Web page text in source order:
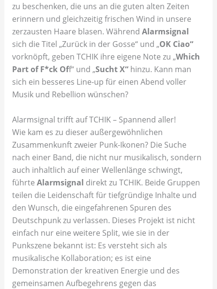
zu beschenken, die uns an die guten alten Zeiten
erinnern und gleichzeitig frischen Wind in unsere
zerzausten Haare blasen. Während Alarmsignal
sich die Titel „Zurück in der Gosse“ und „OK Ciao“
vorknöpft, geben TCHIK ihre eigene Note zu „Which
Part of F*ck Off“ und „Sucht X“hinzu. Kann man
sich ein besseres Line-up für einen Abend voller
Musik und Rebellion wünschen?
Alarmsignal trifft auf TCHIK – Spannend aller!
Wie kam es zu dieser außergewöhnlichen
Zusammenkunft zweier Punk-Ikonen? Die Suche
nach einer Band, die nicht nur musikalisch, sondern
auch inhaltlich auf einer Wellenlänge schwingt,
führte Alarmsignal direkt zu TCHIK. Beide Gruppen
teilen die Leidenschaft für tiefgründige Inhalte und
den Wunsch, die eingefahrenen Spuren des
Deutschpunk zu verlassen. Dieses Projekt ist nicht
einfach nur eine weitere Split, wie sie in der
Punkszene bekannt ist: Es versteht sich als
musikalische Kollaboration; es ist eine
Demonstration der kreativen Energie und des
gemeinsamen Aufbegehrens gegen das